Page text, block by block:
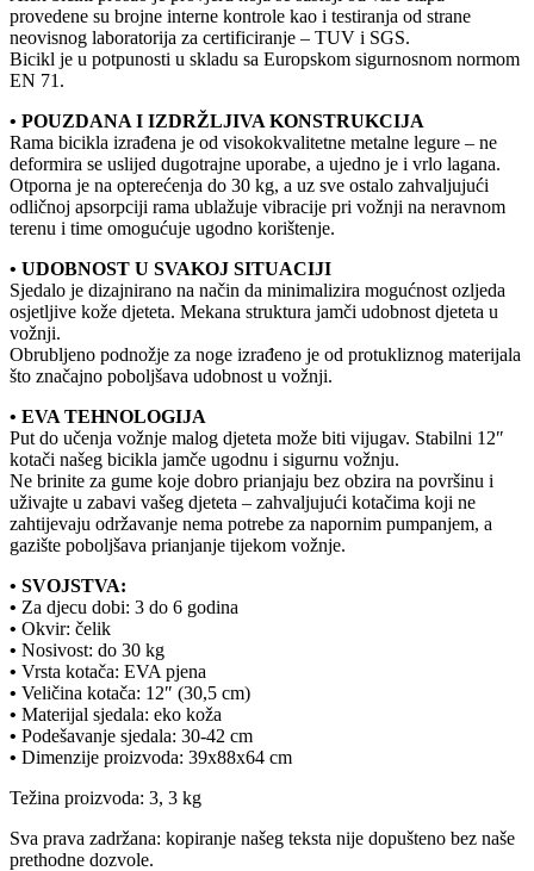
provedene su brojne interne kontrole kao i testiranja od strane
neovisnog laboratorija za certificiranje – TUV i SGS.
Bicikl je u potpunosti u skladu sa Europskom sigurnosnom normom
EN 71.
• POUZDANA I IZDRŽLJIVA KONSTRUKCIJA
Rama bicikla izrađena je od visokokvalitetne metalne legure – ne
deformira se uslijed dugotrajne uporabe, a ujedno je i vrlo lagana.
Otporna je na opterećenja do 30 kg, a uz sve ostalo zahvaljujući
odličnoj apsorpciji rama ublažuje vibracije pri vožnji na neravnom
terenu i time omogućuje ugodno korištenje.
• UDOBNOST U SVAKOJ SITUACIJI
Sjedalo je dizajnirano na način da minimalizira mogućnost ozljeda
osjetljive kože djeteta. Mekana struktura jamči udobnost djeteta u
vožnji.
Obrubljeno podnožje za noge izrađeno je od protukliznog materijala
što značajno poboljšava udobnost u vožnji.
• EVA TEHNOLOGIJA
Put do učenja vožnje malog djeteta može biti vijugav. Stabilni 12″
kotači našeg bicikla jamče ugodnu i sigurnu vožnju.
Ne brinite za gume koje dobro prianjaju bez obzira na površinu i
uživajte u zabavi vašeg djeteta – zahvaljujući kotačima koji ne
zahtijevaju održavanje nema potrebe za napornim pumpanjem, a
gazište poboljšava prianjanje tijekom vožnje.
• SVOJSTVA:
• Za djecu dobi: 3 do 6 godina
• Okvir: čelik
• Nosivost: do 30 kg
• Vrsta kotača: EVA pjena
• Veličina kotača: 12″ (30,5 cm)
• Materijal sjedala: eko koža
• Podešavanje sjedala: 30-42 cm
• Dimenzije proizvoda: 39x88x64 cm
Težina proizvoda: 3, 3 kg
Sva prava zadržana: kopiranje našeg teksta nije dopušteno bez naše
prethodne dozvole.